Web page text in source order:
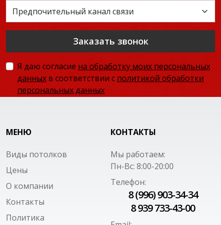
Заказать звонок
Я даю согласие на обработку моих персональных
данныхв соответствии с политикой обработки
персональных данных
МЕНЮ
Виды потолков
Цены
О компании
Контакты
Политика
КОНТАКТЫ
Мы работаем:
Пн-Вс: 8:00-20:00
Телефон:
8 (996) 903-34-34
8 939 733-43-00